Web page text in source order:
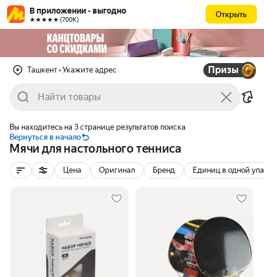
В приложении - выгодно
★★★★★ (700К)
Открыть
Ташкент • Укажите адрес Призы
Вы находитесь на 3 странице результатов поиска
Вернуться в начало
Мячи для настольного тенниса
Цена Оригинал Бренд Единиц в одной